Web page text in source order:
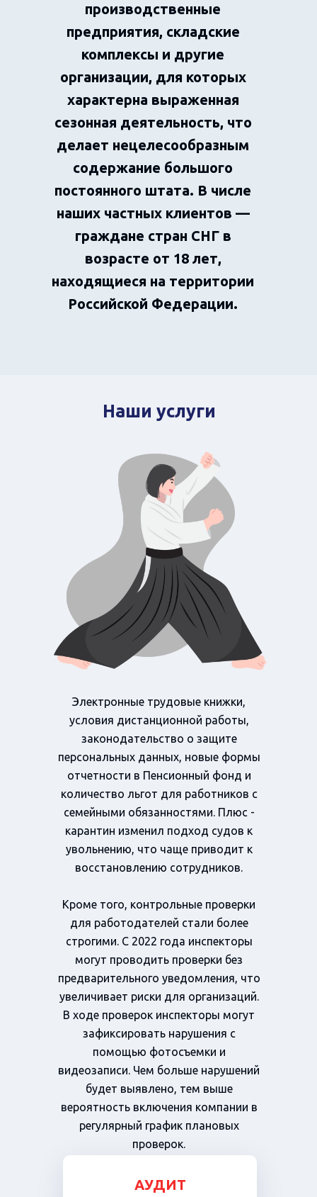
производственные
предприятия, складские
комплексы и другие
организации, для которых
характерна выраженная
сезонная деятельность, что
делает нецелесообразным
содержание большого
постоянного штата. В числе
наших частных клиентов —
граждане стран СНГ в
возрасте от 18 лет,
находящиеся на территории
Российской Федерации.
АУДИТ
Наши услуги
Электронные трудовые книжки,
условия дистанционной работы,
законодательство о защите
персональных данных, новые формы
отчетности в Пенсионный фонд и
количество льгот для работников с
семейными обязанностями. Плюс -
карантин изменил подход судов к
увольнению, что чаще приводит к
восстановлению сотрудников.
Кроме того, контрольные проверки
для работодателей стали более
строгими. С 2022 года инспекторы
могут проводить проверки без
предварительного уведомления, что
увеличивает риски для организаций.
В ходе проверок инспекторы могут
зафиксировать нарушения с
помощью фотосъемки и
видеозаписи. Чем больше нарушений
будет выявлено, тем выше
вероятность включения компании в
регулярный график плановых
проверок.